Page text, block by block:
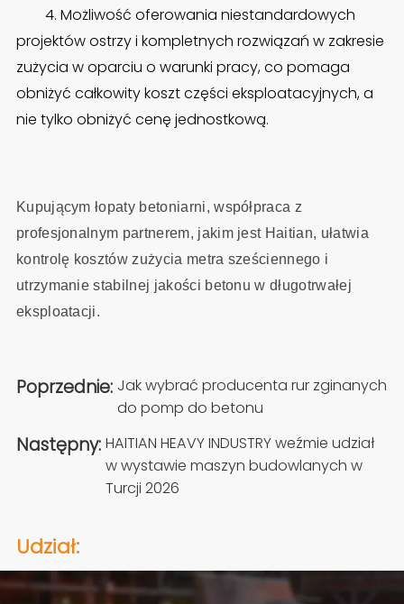
4. Możliwość oferowania niestandardowych
projektów ostrzy i kompletnych rozwiązań w zakresie
zużycia w oparciu o warunki pracy, co pomaga
obniżyć całkowity koszt części eksploatacyjnych, a
nie tylko obniżyć cenę jednostkową.
Kupującym łopaty betoniarni, współpraca z
profesjonalnym partnerem, jakim jest Haitian, ułatwia
kontrolę kosztów zużycia metra sześciennego i
utrzymanie stabilnej jakości betonu w długotrwałej
eksploatacji.
Poprzednie: Jak wybrać producenta rur zginanych
do pomp do betonu
Następny: HAITIAN HEAVY INDUSTRY weźmie udział
w wystawie maszyn budowlanych w
Turcji 2026
Udział: